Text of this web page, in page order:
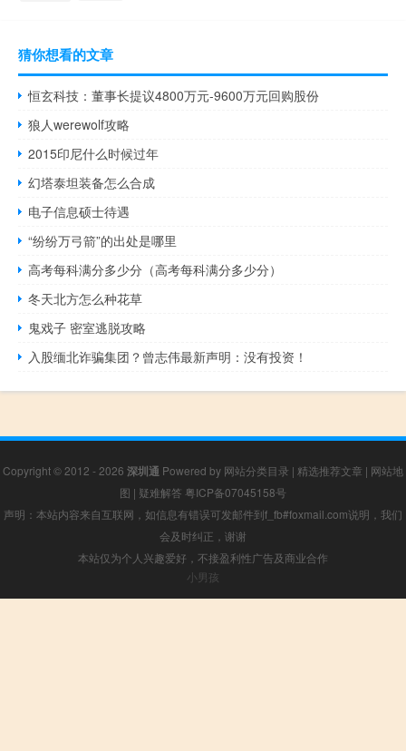
猜你想看的文章
恒玄科技：董事长提议4800万元-9600万元回购股份
狼人werewolf攻略
2015印尼什么时候过年
幻塔泰坦装备怎么合成
电子信息硕士待遇
“纷纷万弓箭”的出处是哪里
高考每科满分多少分（高考每科满分多少分）
冬天北方怎么种花草
鬼戏子 密室逃脱攻略
入股缅北诈骗集团？曾志伟最新声明：没有投资！
Copyright © 2012 - 2026 深圳通 Powered by 网站分类目录 | 精选推荐文章 | 网站地
图 | 疑难解答 粤ICP备07045158号
声明：本站内容来自互联网，如信息有错误可发邮件到f_fb#foxmail.com说明，我们
会及时纠正，谢谢
本站仅为个人兴趣爱好，不接盈利性广告及商业合作
小男孩